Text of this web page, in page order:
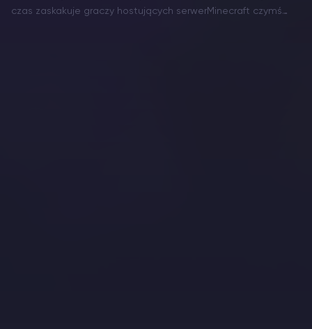
czas zaskakuje graczy hostujących serwerMinecraft czymś